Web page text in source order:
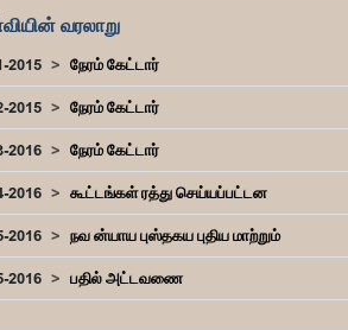
வரலாறு
2015
நேரம் கேட்டார்
2015
நேரம் கேட்டார்
2016
நேரம் கேட்டார்
2016
கூட்டங்கள் ரத்து செய்யப்பட்டன
2016
நவ ன்யாய புஸ்தகய புதிய மாற்றும்
2016
பதில் அட்டவணை